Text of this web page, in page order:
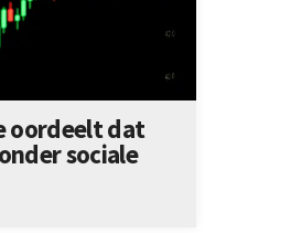
oordeelt dat
sociale